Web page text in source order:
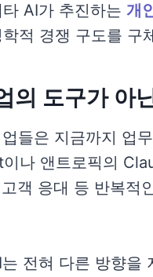
AI가 추진하는 개
학적 경쟁 구도를 구
의 도구가 아
들은 지금까지 업
나 앤트로픽의
객 응대 등 반복적
전혀 다른 방향을